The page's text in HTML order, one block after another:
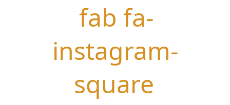
fab fa-
instagram-
square